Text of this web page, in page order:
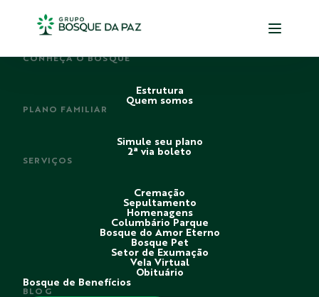
CONHEÇA O BOSQUE
Estrutura
Quem somos
PLANO FAMILIAR
Simule seu plano
2ª via boleto
SERVIÇOS
Cremação
Sepultamento
Homenagens
Columbário Parque
Bosque do Amor Eterno
Bosque Pet
Setor de Exumação
Vela Virtual
Obituário
Bosque de Benefícios
BLOG